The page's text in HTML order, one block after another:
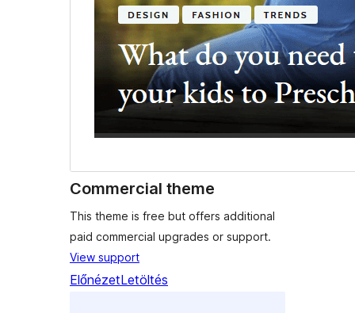
Commercial theme
This theme is free but offers additional
paid commercial upgrades or support.
View support
ElőnézetLetöltés